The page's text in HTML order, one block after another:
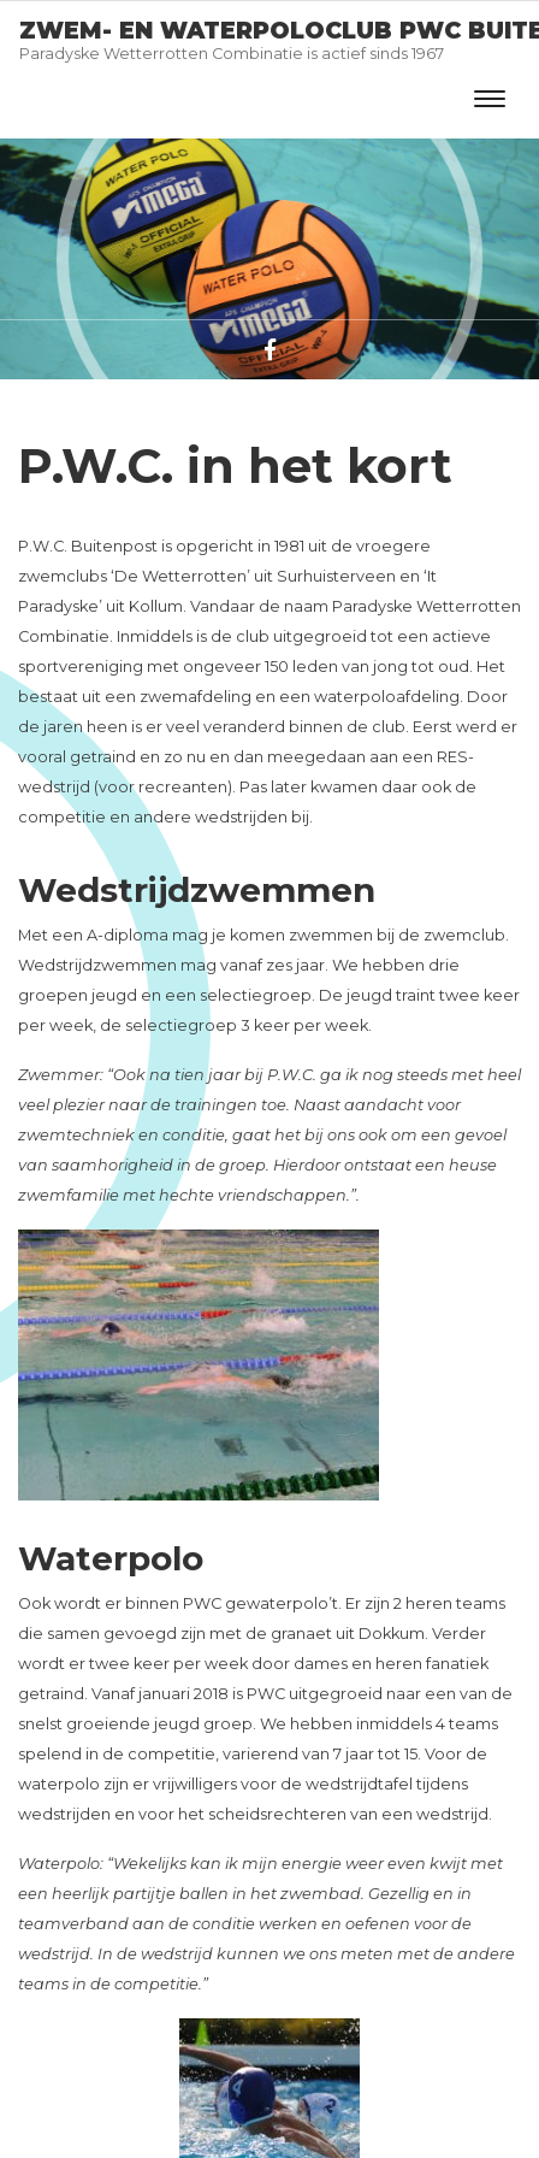
ZWEM- EN WATERPOLOCLUB PWC
Paradyske Wetterrotten Combinatie is actief sinds 1967
P.W.C. in het kort
P.W.C. Buitenpost is opgericht in 1981 uit de vroegere
zwemclubs ‘De Wetterrotten’ uit Surhuisterveen en ‘It
Paradyske’ uit Kollum. Vandaar de naam Paradyske Wetterrotten
Combinatie. Inmiddels is de club uitgegroeid tot een actieve
sportvereniging met ongeveer 150 leden van jong tot oud. Het
bestaat uit een zwemafdeling en een waterpoloafdeling. Door
de jaren heen is er veel veranderd binnen de club. Eerst werd er
vooral getraind en zo nu en dan meegedaan aan een RES-
wedstrijd (voor recreanten). Pas later kwamen daar ook de
competitie en andere wedstrijden bij.
Wedstrijdzwemmen
Met een A-diploma mag je komen zwemmen bij de zwemclub.
Wedstrijdzwemmen mag vanaf zes jaar. We hebben drie
groepen jeugd en een selectiegroep. De jeugd traint twee keer
per week, de selectiegroep 3 keer per week.
Zwemmer: “Ook na tien jaar bij P.W.C. ga ik nog steeds met heel
veel plezier naar de trainingen toe. Naast aandacht voor
zwemtechniek en conditie, gaat het bij ons ook om een gevoel
van saamhorigheid in de groep. Hierdoor ontstaat een heuse
zwemfamilie met hechte vriendschappen.”.
Waterpolo
Ook wordt er binnen PWC gewaterpolo’t. Er zijn 2 heren teams
die samen gevoegd zijn met de granaet uit Dokkum. Verder
wordt er twee keer per week door dames en heren fanatiek
getraind. Vanaf januari 2018 is PWC uitgegroeid naar een van de
snelst groeiende jeugd groep. We hebben inmiddels 4 teams
spelend in de competitie, varierend van 7 jaar tot 15. Voor de
waterpolo zijn er vrijwilligers voor de wedstrijdtafel tijdens
wedstrijden en voor het scheidsrechteren van een wedstrijd.
Waterpolo: “Wekelijks kan ik mijn energie weer even kwijt met
een heerlijk partijtje ballen in het zwembad. Gezellig en in
teamverband aan de conditie werken en oefenen voor de
wedstrijd. In de wedstrijd kunnen we ons meten met de andere
teams in de competitie.”